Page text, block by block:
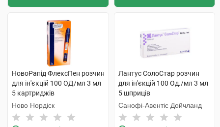
НовоРапід ФлексПен розчин
для ін'єкцій 100 ОД/мл 3 мл
5 картриджів
Ново Нордіск
Лантус СолоСтар розчин
для ін'єкцій 100 Од./мл 3 мл
5 шприців
Санофі-Авентіс Дойчланд